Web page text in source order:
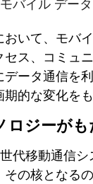
おいて、モバ
セス、コミュ
データ通信を
期的な変化を
ロジーが
代移動通信
その核となる